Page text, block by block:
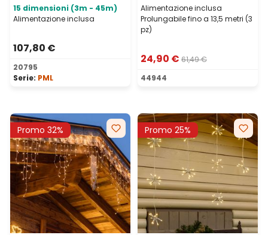
15 dimensioni (3m - 45m)
Alimentazione inclusa
107,80 €
20795
Serie: PML
Alimentazione inclusa
Prolungabile fino a 13,5 metri (3
pz)
24,90 € 61,49 €
44944
Promo 32% Promo 25%